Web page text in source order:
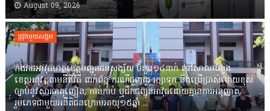
August 09, 2026
ជ្រុងមួយសង្គម
កងរាជឣាវុធហត្ថខេត្តបញ្ជូនជនសង្ស័យ ចំនួន១៤នាក់ ទៅសាលាដំបូង
ខេត្តឣនុវត្តតាមនីតិវិធី ពាក់ព័ន្ធ ករណីជួញដូរ រក្សាទុក និងប្រើប្រាស់ដោយខុស
ច្បាប់នូវសារធាតុញៀន, កាន់កាប់ ឬដឹកជញ្ជូនអាវុធដោយគ្មានការអនុញ្ញាត,
រួមភេទជាមួយអនីតិជនក្រោមអាយុ១៥ឆ្នាំ ...